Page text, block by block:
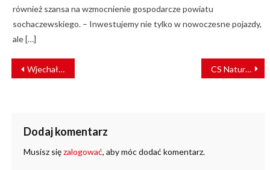
również szansa na wzmocnienie gospodarcze powiatu
sochaczewskiego. – Inwestujemy nie tylko w nowoczesne pojazdy,
ale […]
NAWIGACJA
WPISU
Wjechał w infrastrukturę kolejową: 51-latek miał 2 promile CS Natura Tour w rytmie zmieniających się potrzeb
Dodaj komentarz
Musisz sięzalogować, aby móc dodać komentarz.